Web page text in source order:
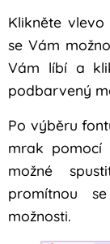
Klikněte
se Vám
Vám líbí a
podbarvený
Po výběru
mrak
možné
promítnou
možnosti.